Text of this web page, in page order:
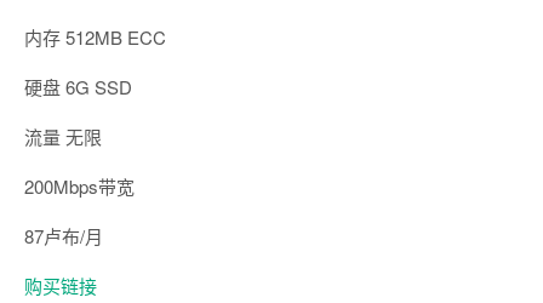
内存 512MB ECC
硬盘 6G SSD
流量 无限
200Mbps带宽
87卢布/月
购买链接